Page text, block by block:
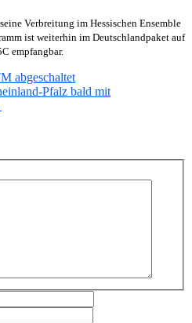
Verbreitung im Hessischen Ensemble
ist weiterhin im Deutschlandpaket auf
empfangbar.
abgeschaltet
Pfalz bald mit